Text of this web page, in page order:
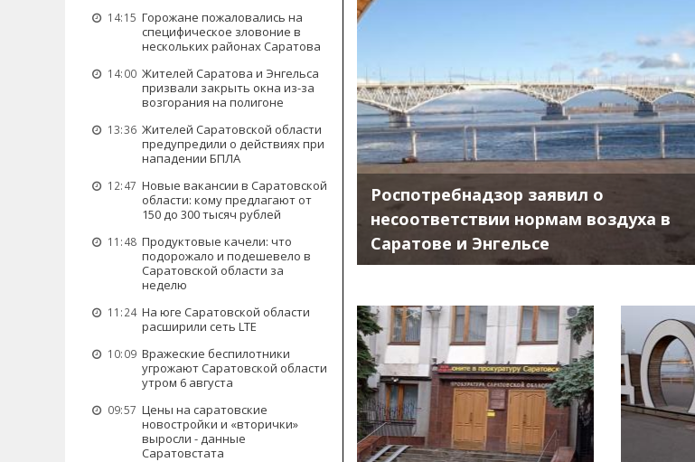
14:15 Горожане пожаловались на
специфическое зловоние в
нескольких районах Саратова
14:00 Жителей Саратова и Энгельса
призвали закрыть окна из-за
возгорания на полигоне
13:36 Жителей Саратовской области
предупредили о действиях при
нападении БПЛА
12:47 Новые вакансии в Саратовской
области: кому предлагают от
150 до 300 тысяч рублей
11:48 Продуктовые качели: что
подорожало и подешевело в
Саратовской области за
неделю
11:24 На юге Саратовской области
расширили сеть LTE
10:09 Вражеские беспилотники
угрожают Саратовской области
утром 6 августа
09:57 Цены на саратовские
новостройки и «вторички»
выросли - данные
Саратовстата
Роспотребнадзор заявил о
несоответствии нормам воздуха в
Саратове и Энгельсе